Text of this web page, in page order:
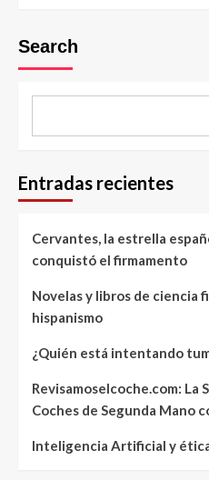
Search
Entradas recientes
Cervantes, la estrella
conquistó el firmamento
Novelas y libros de ciencia
hispanismo
¿Quién está intentando
Revisamoselcoche.com: La
Coches de Segunda Mano
Inteligencia Artificial y